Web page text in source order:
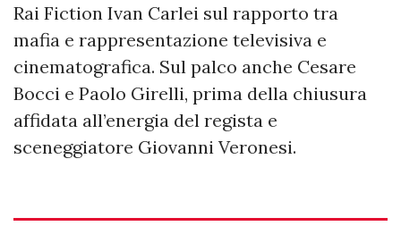
Rai Fiction Ivan Carlei sul rapporto tra
mafia e rappresentazione televisiva e
cinematografica. Sul palco anche Cesare
Bocci e Paolo Girelli, prima della chiusura
affidata all’energia del regista e
sceneggiatore Giovanni Veronesi.